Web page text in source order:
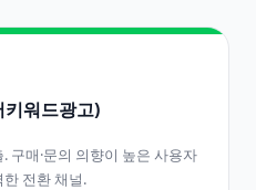
워드광고)
구매·문의 의향이 높은 사용자
전환 채널.